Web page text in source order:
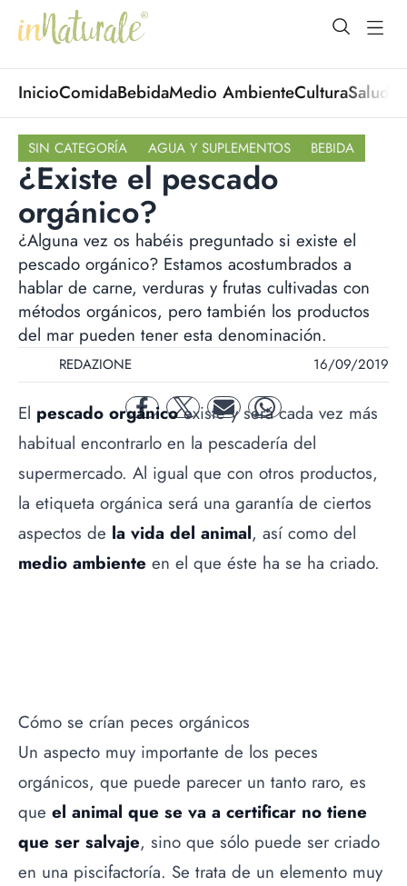
open
InicioComidaBebidaMedio AmbienteCulturaSalud
SIN CATEGORÍA AGUA Y SUPLEMENTOS BEBIDA
¿Existe el pescado
orgánico?
¿Alguna vez os habéis preguntado si existe el
pescado orgánico? Estamos acostumbrados a
hablar de carne, verduras y frutas cultivadas con
métodos orgánicos, pero también los productos
del mar pueden tener esta denominación.
REDAZIONE 16/09/2019
facebooktwitter mail whatsapp
El pescado orgánicoexiste y será cada vez más
habitual encontrarlo en la pescadería del
supermercado. Al igual que con otros productos,
la etiqueta orgánica será una garantía de ciertos
aspectos de la vida del animal, así como del
medio ambiente en el que éste ha se ha criado.
Cómo se crían peces orgánicos
Un aspecto muy importante de los peces
orgánicos, que puede parecer un tanto raro, es
que el animal que se va a certificar no tiene
que ser salvaje, sino que sólo puede ser criado
en una piscifactoría. Se trata de un elemento muy